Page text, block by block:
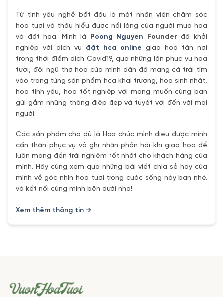
Từ tình yêu nghề bắt đầu là một nhân viên chăm sóc
hoa tươi và thấu hiểu được nổi lòng của người mua hoa
và đặt hoa. Mình là Poong Nguyen Founder đã khởi
nghiệp với dịch vụ đặt hoa online giao hoa tận nơi
trong thời điểm dịch Covid19, qua những lần phục vụ hoa
tươi, đội ngũ thợ hoa của mình dần đã mang cả trái tím
vào trong từng sản phẩm hoa khai trương, hoa sinh nhật,
hoa tình yêu, hoa tốt nghiệp với mong muốn cùng bạn
gửi gắm những thông điệp đẹp và tuyệt vời đến với mọi
người.
Các sản phẩm cho dù là Hoa chúc mình điều được mình
cẩn thận phục vụ và ghi nhận phản hồi khi giao hoa để
luôn mang đến trải nghiệm tốt nhất cho khách hàng của
mình. Hãy cùng xem qua những bài viết chia sẻ hay của
mình về góc nhìn hoa tươi trong cuộc sống này bạn nhé.
và kết nối cùng mình bên dưới nha!
Xem thêm thông tin →